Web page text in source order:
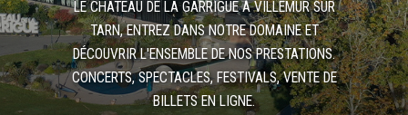
LE CHÂTEAU DE LA GARRIGUE À VILLEMUR SUR
TARN, ENTREZ DANS NOTRE DOMAINE ET
DÉCOUVRIR L'ENSEMBLE DE NOS PRESTATIONS.
CONCERTS, SPECTACLES, FESTIVALS, VENTE DE
BILLETS EN LIGNE.